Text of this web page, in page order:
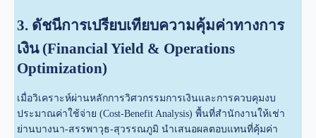
3. ดัชนีการเปรียบเทียบความคุ้มค่าทางการ
เงิน (Financial Yield & Operations
Optimization)
เมื่อวิเคราะห์ผ่านหลักการวิศวกรรมการเงินและการควบคุมงบ
ประมาณค่าใช้จ่าย (Cost-Benefit Analysis) พื้นที่สำนักงานให้เช่า
ย่านบางนา-สรรพาวุธ-สุวรรณภูมิ นำเสนอผลตอบแทนที่คุ้มค่า